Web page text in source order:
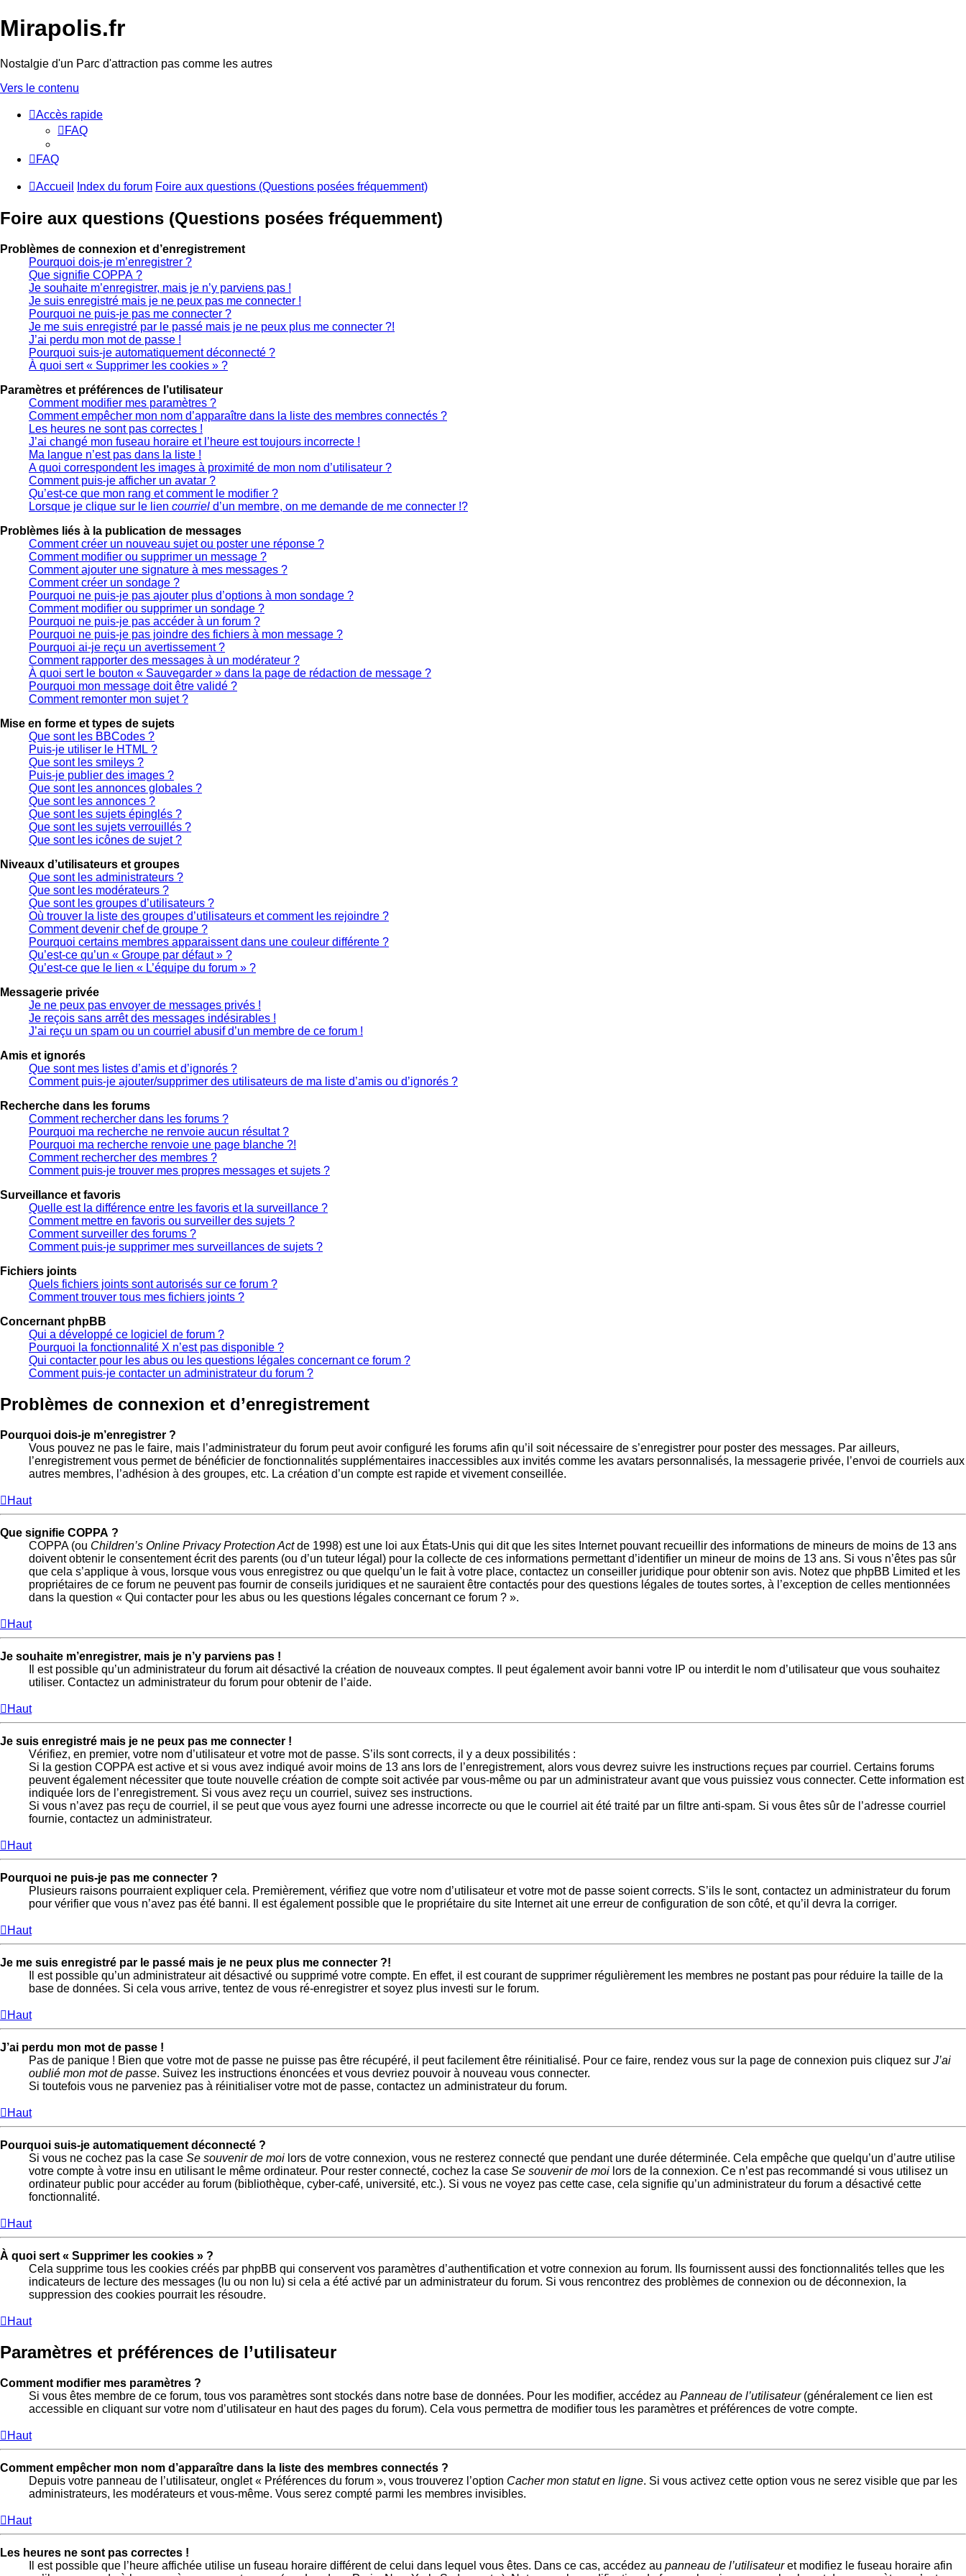
Mirapolis.fr
Nostalgie d'un Parc d'attraction pas comme les autres
Vers le contenu
Accès rapide
FAQ
FAQ
Accueil Index du forum Foire aux questions (Questions posées fréquemment)
Foire aux questions (Questions posées fréquemment)
Problèmes de connexion et d’enregistrement
Pourquoi dois-je m’enregistrer ?
Que signifie COPPA ?
Je souhaite m’enregistrer, mais je n’y parviens pas !
Je suis enregistré mais je ne peux pas me connecter !
Pourquoi ne puis-je pas me connecter ?
Je me suis enregistré par le passé mais je ne peux plus me connecter ?!
J’ai perdu mon mot de passe !
Pourquoi suis-je automatiquement déconnecté ?
À quoi sert « Supprimer les cookies » ?
Paramètres et préférences de l’utilisateur
Comment modifier mes paramètres ?
Comment empêcher mon nom d’apparaître dans la liste des membres connectés ?
Les heures ne sont pas correctes !
J’ai changé mon fuseau horaire et l’heure est toujours incorrecte !
Ma langue n’est pas dans la liste !
A quoi correspondent les images à proximité de mon nom d’utilisateur ?
Comment puis-je afficher un avatar ?
Qu’est-ce que mon rang et comment le modifier ?
Lorsque je clique sur le lien courriel d’un membre, on me demande de me connecter !?
Problèmes liés à la publication de messages
Comment créer un nouveau sujet ou poster une réponse ?
Comment modifier ou supprimer un message ?
Comment ajouter une signature à mes messages ?
Comment créer un sondage ?
Pourquoi ne puis-je pas ajouter plus d’options à mon sondage ?
Comment modifier ou supprimer un sondage ?
Pourquoi ne puis-je pas accéder à un forum ?
Pourquoi ne puis-je pas joindre des fichiers à mon message ?
Pourquoi ai-je reçu un avertissement ?
Comment rapporter des messages à un modérateur ?
À quoi sert le bouton « Sauvegarder » dans la page de rédaction de message ?
Pourquoi mon message doit être validé ?
Comment remonter mon sujet ?
Mise en forme et types de sujets
Que sont les BBCodes ?
Puis-je utiliser le HTML ?
Que sont les smileys ?
Puis-je publier des images ?
Que sont les annonces globales ?
Que sont les annonces ?
Que sont les sujets épinglés ?
Que sont les sujets verrouillés ?
Que sont les icônes de sujet ?
Niveaux d’utilisateurs et groupes
Que sont les administrateurs ?
Que sont les modérateurs ?
Que sont les groupes d’utilisateurs ?
Où trouver la liste des groupes d’utilisateurs et comment les rejoindre ?
Comment devenir chef de groupe ?
Pourquoi certains membres apparaissent dans une couleur différente ?
Qu’est-ce qu’un « Groupe par défaut » ?
Qu’est-ce que le lien « L’équipe du forum » ?
Messagerie privée
Je ne peux pas envoyer de messages privés !
Je reçois sans arrêt des messages indésirables !
J’ai reçu un spam ou un courriel abusif d’un membre de ce forum !
Amis et ignorés
Que sont mes listes d’amis et d’ignorés ?
Comment puis-je ajouter/supprimer des utilisateurs de ma liste d’amis ou d’ignorés ?
Recherche dans les forums
Comment rechercher dans les forums ?
Pourquoi ma recherche ne renvoie aucun résultat ?
Pourquoi ma recherche renvoie une page blanche ?!
Comment rechercher des membres ?
Comment puis-je trouver mes propres messages et sujets ?
Surveillance et favoris
Quelle est la différence entre les favoris et la surveillance ?
Comment mettre en favoris ou surveiller des sujets ?
Comment surveiller des forums ?
Comment puis-je supprimer mes surveillances de sujets ?
Fichiers joints
Quels fichiers joints sont autorisés sur ce forum ?
Comment trouver tous mes fichiers joints ?
Concernant phpBB
Qui a développé ce logiciel de forum ?
Pourquoi la fonctionnalité X n’est pas disponible ?
Qui contacter pour les abus ou les questions légales concernant ce forum ?
Comment puis-je contacter un administrateur du forum ?
Problèmes de connexion et d’enregistrement
Pourquoi dois-je m’enregistrer ?
Vous pouvez ne pas le faire, mais l’administrateur du forum peut avoir configuré les forums afin qu’il soit nécessaire de s’enregistrer pour poster des messages. Par ailleurs,
l’enregistrement vous permet de bénéficier de fonctionnalités supplémentaires inaccessibles aux invités comme les avatars personnalisés, la messagerie privée, l’envoi de courriels aux
autres membres, l’adhésion à des groupes, etc. La création d’un compte est rapide et vivement conseillée.
Haut
Que signifie COPPA ?
COPPA (ou Children’s Online Privacy Protection Actde 1998) est une loi aux États-Unis qui dit que les sites Internet pouvant recueillir des informations de mineurs de moins de 13 ans
doivent obtenir le consentement écrit des parents (ou d’un tuteur légal) pour la collecte de ces informations permettant d’identifier un mineur de moins de 13 ans. Si vous n’êtes pas sûr
que cela s’applique à vous, lorsque vous vous enregistrez ou que quelqu’un le fait à votre place, contactez un conseiller juridique pour obtenir son avis. Notez que phpBB Limited et les
propriétaires de ce forum ne peuvent pas fournir de conseils juridiques et ne sauraient être contactés pour des questions légales de toutes sortes, à l’exception de celles mentionnées
dans la question « Qui contacter pour les abus ou les questions légales concernant ce forum ? ».
Haut
Je souhaite m’enregistrer, mais je n’y parviens pas !
Il est possible qu’un administrateur du forum ait désactivé la création de nouveaux comptes. Il peut également avoir banni votre IP ou interdit le nom d’utilisateur que vous souhaitez
utiliser. Contactez un administrateur du forum pour obtenir de l’aide.
Haut
Je suis enregistré mais je ne peux pas me connecter !
Vérifiez, en premier, votre nom d’utilisateur et votre mot de passe. S’ils sont corrects, il y a deux possibilités :
Si la gestion COPPA est active et si vous avez indiqué avoir moins de 13 ans lors de l’enregistrement, alors vous devrez suivre les instructions reçues par courriel. Certains forums
peuvent également nécessiter que toute nouvelle création de compte soit activée par vous-même ou par un administrateur avant que vous puissiez vous connecter. Cette information est
indiquée lors de l’enregistrement. Si vous avez reçu un courriel, suivez ses instructions.
Si vous n’avez pas reçu de courriel, il se peut que vous ayez fourni une adresse incorrecte ou que le courriel ait été traité par un filtre anti-spam. Si vous êtes sûr de l’adresse courriel
fournie, contactez un administrateur.
Haut
Pourquoi ne puis-je pas me connecter ?
Plusieurs raisons pourraient expliquer cela. Premièrement, vérifiez que votre nom d’utilisateur et votre mot de passe soient corrects. S’ils le sont, contactez un administrateur du forum
pour vérifier que vous n’avez pas été banni. Il est également possible que le propriétaire du site Internet ait une erreur de configuration de son côté, et qu’il devra la corriger.
Haut
Je me suis enregistré par le passé mais je ne peux plus me connecter ?!
Il est possible qu’un administrateur ait désactivé ou supprimé votre compte. En effet, il est courant de supprimer régulièrement les membres ne postant pas pour réduire la taille de la
base de données. Si cela vous arrive, tentez de vous ré-enregistrer et soyez plus investi sur le forum.
Haut
J’ai perdu mon mot de passe !
Pas de panique ! Bien que votre mot de passe ne puisse pas être récupéré, il peut facilement être réinitialisé. Pour ce faire, rendez vous sur la page de connexion puis cliquez sur J’ai
oublié mon mot de passe. Suivez les instructions énoncées et vous devriez pouvoir à nouveau vous connecter.
Si toutefois vous ne parveniez pas à réinitialiser votre mot de passe, contactez un administrateur du forum.
Haut
Pourquoi suis-je automatiquement déconnecté ?
Si vous ne cochez pas la case Se souvenir de moi lors de votre connexion, vous ne resterez connecté que pendant une durée déterminée. Cela empêche que quelqu’un d’autre utilise
votre compte à votre insu en utilisant le même ordinateur. Pour rester connecté, cochez la case Se souvenir de moi lors de la connexion. Ce n’est pas recommandé si vous utilisez un
ordinateur public pour accéder au forum (bibliothèque, cyber-café, université, etc.). Si vous ne voyez pas cette case, cela signifie qu’un administrateur du forum a désactivé cette
fonctionnalité.
Haut
À quoi sert « Supprimer les cookies » ?
Cela supprime tous les cookies créés par phpBB qui conservent vos paramètres d’authentification et votre connexion au forum. Ils fournissent aussi des fonctionnalités telles que les
indicateurs de lecture des messages (lu ou non lu) si cela a été activé par un administrateur du forum. Si vous rencontrez des problèmes de connexion ou de déconnexion, la
suppression des cookies pourrait les résoudre.
Haut
Paramètres et préférences de l’utilisateur
Comment modifier mes paramètres ?
Si vous êtes membre de ce forum, tous vos paramètres sont stockés dans notre base de données. Pour les modifier, accédez au Panneau de l’utilisateur(généralement ce lien est
accessible en cliquant sur votre nom d’utilisateur en haut des pages du forum). Cela vous permettra de modifier tous les paramètres et préférences de votre compte.
Haut
Comment empêcher mon nom d’apparaître dans la liste des membres connectés ?
Depuis votre panneau de l’utilisateur, onglet « Préférences du forum », vous trouverez l’option Cacher mon statut en ligne. Si vous activez cette option vous ne serez visible que par les
administrateurs, les modérateurs et vous-même. Vous serez compté parmi les membres invisibles.
Haut
Les heures ne sont pas correctes !
Il est possible que l’heure affichée utilise un fuseau horaire différent de celui dans lequel vous êtes. Dans ce cas, accédez au panneau de l’utilisateuret modifiez le fuseau horaire afin